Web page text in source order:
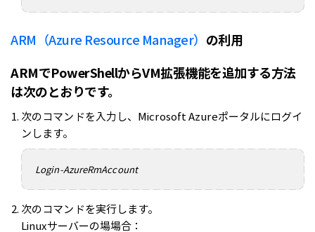
ARM（Azure Resource Manager） の利用
ARMでPowerShellからVM拡張機能を追加する方法
は次のとおりです。
次のコマンドを入力し、Microsoft Azureポータルにログイ
ンします。
Login-AzureRmAccount
次のコマンドを実行します。
Linuxサーバーの場場合：